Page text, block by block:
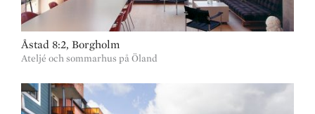
Åstad 8:2, Borgholm
Ateljé och sommarhus på Öland